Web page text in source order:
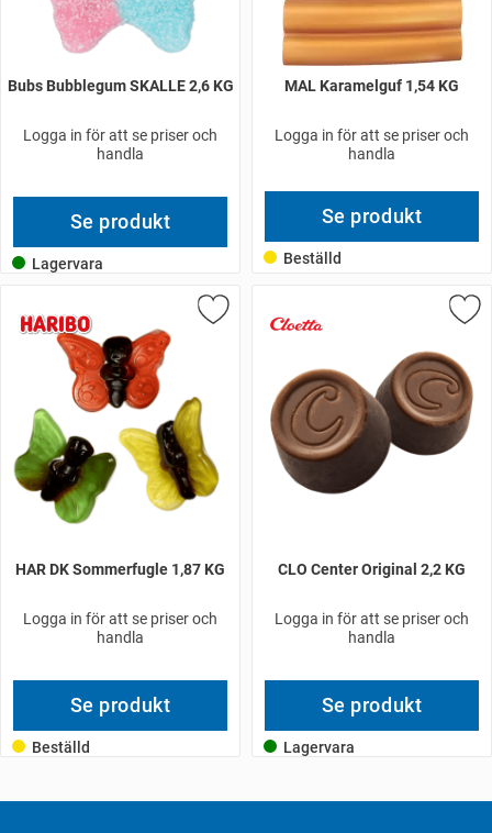
Bubs Bubblegum SKALLE 2,6 KG
Logga in för att se priser och
handla
Se produkt
Lagervara
MAL Karamelguf 1,54 KG
Logga in för att se priser och
handla
Se produkt
Beställd
HAR DK Sommerfugle 1,87 KG
Logga in för att se priser och
handla
Se produkt
Beställd
CLO Center Original 2,2 KG
Logga in för att se priser och
handla
Se produkt
Lagervara